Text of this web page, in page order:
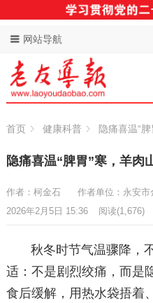
网站导航
首页 健康科普 隐痛喜温“
隐痛喜温“脾胃”寒，羊肉
作者：柯金石
作者单位：永安
2026年2月5日 15:36 阅读(1,676)
秋冬时节气温骤降，
适：不是剧烈绞痛，而是
食后缓解，用热水袋捂着